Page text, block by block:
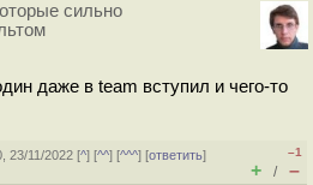
сильно
даже в team вступил и чего-то
23/11/2022 [^] [^^] [^^^] [ответить]
–1
+ / –